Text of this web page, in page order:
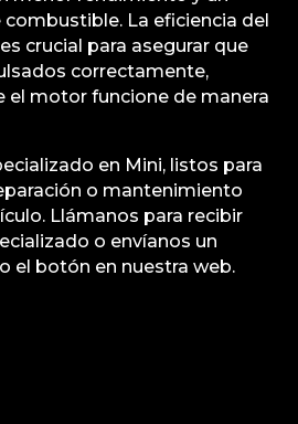
La eficiencia del
crucial para asegurar que
correctamente,
el motor funcione de manera
en Mini, listos para
o mantenimiento
Llámanos para recibir
o envíanos un
el botón en nuestra web.